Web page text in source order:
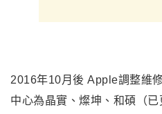
2016年10月後 Apple調整維
中心為晶實、燦坤、和碩（已